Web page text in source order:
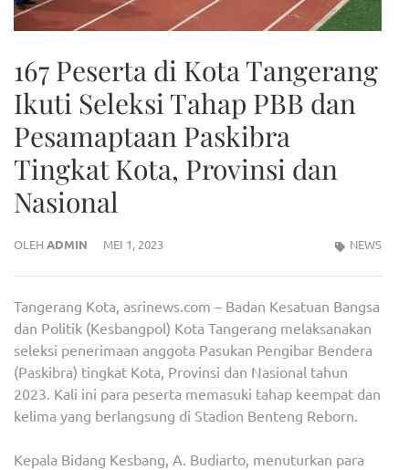
167 Peserta di Kota Tangerang
Ikuti Seleksi Tahap PBB dan
Pesamaptaan Paskibra
Tingkat Kota, Provinsi dan
Nasional
OLEH ADMIN MEI 1, 2023 NEWS
Tangerang Kota, asrinews.com – Badan Kesatuan Bangsa
dan Politik (Kesbangpol) Kota Tangerang melaksanakan
seleksi penerimaan anggota Pasukan Pengibar Bendera
(Paskibra) tingkat Kota, Provinsi dan Nasional tahun
2023. Kali ini para peserta memasuki tahap keempat dan
kelima yang berlangsung di Stadion Benteng Reborn.
Kepala Bidang Kesbang, A. Budiarto, menuturkan para